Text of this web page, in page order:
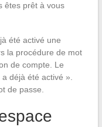
êtes prêt à vous
été activé une
la procédure de mot
de compte. Le
déjà été activé ».
de passe.